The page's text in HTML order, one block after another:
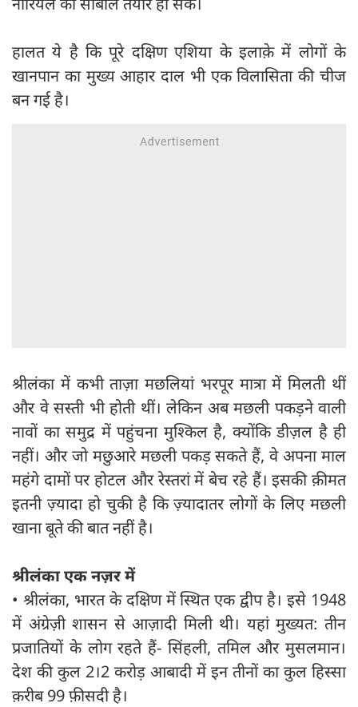
हालत ये है कि पूरे दक्षिण एशिया के इलाक़े में लोगों के
खानपान का मुख्य आहार दाल भी एक विलासिता की चीज
बन गई है।
श्रीलंका में कभी ताज़ा मछलियां भरपूर मात्रा में मिलती थीं
और वे सस्ती भी होती थीं। लेकिन अब मछली पकड़ने वाली
नावों का समुद्र में पहुंचना मुश्किल है, क्योंकि डीज़ल है ही
नहीं। और जो मछुआरे मछली पकड़ सकते हैं, वे अपना माल
महंगे दामों पर होटल और रेस्तरां में बेच रहे हैं। इसकी क़ीमत
इतनी ज़्यादा हो चुकी है कि ज़्यादातर लोगों के लिए मछली
खाना बूते की बात नहीं है।
श्रीलंका एक नज़र में
• श्रीलंका, भारत के दक्षिण में स्थित एक द्वीप है। इसे 1948
में अंग्रेज़ी शासन से आज़ादी मिली थी। यहां मुख्यत: तीन
प्रजातियों के लोग रहते हैं- सिंहली, तमिल और मुसलमान।
देश की कुल 2।2 करोड़ आबादी में इन तीनों का कुल हिस्सा
क़रीब 99 फ़ीसदी है।